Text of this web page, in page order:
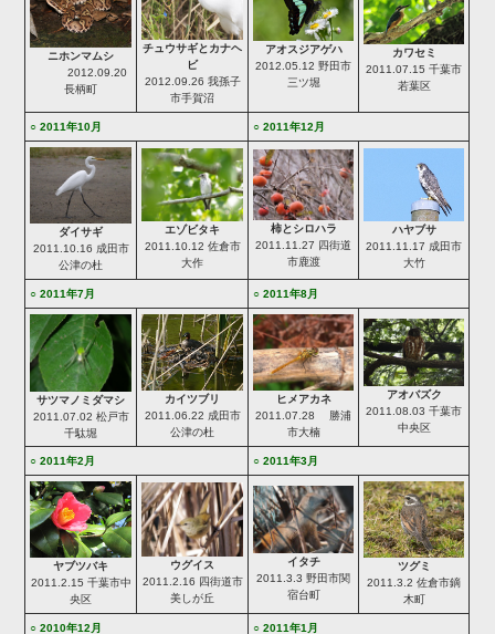
ニホンマムシ
2012.09.20
長柄町
チュウサギとカナヘ
ビ
2012.09.26 我孫子
市手賀沼
アオスジアゲハ
2012.05.12 野田市
三ツ堀
カワセミ
2011.07.15 千葉市
若葉区
○ 2011年10月 ○ 2011年12月
ダイサギ
2011.10.16 成田市
公津の杜
エゾビタキ
2011.10.12 佐倉市
大作
柿とシロハラ
2011.11.27 四街道
市鹿渡
ハヤブサ
2011.11.17 成田市
大竹
○ 2011年7月 ○ 2011年8月
サツマノミダマシ
2011.07.02 松戸市
千駄堀
カイツブリ
2011.06.22 成田市
公津の杜
ヒメアカネ
2011.07.28 勝浦
市大楠
アオバズク
2011.08.03 千葉市
中央区
○ 2011年2月 ○ 2011年3月
ヤブツバキ
2011.2.15 千葉市中
央区
ウグイス
2011.2.16 四街道市
美しが丘
イタチ
2011.3.3 野田市関
宿台町
ツグミ
2011.3.2 佐倉市鏑
木町
○ 2010年12月 ○ 2011年1月